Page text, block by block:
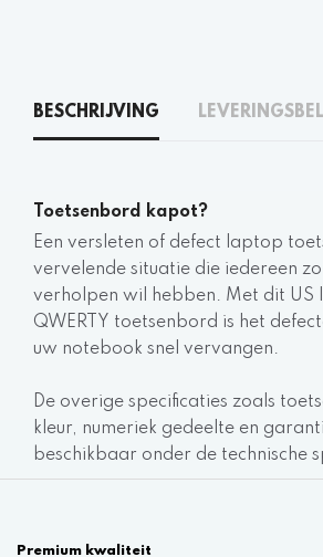
BESCHRIJVING
Toetsenbord kapot?
Een versleten of defect laptop
vervelende situatie die iedereen
verholpen wil hebben. Met dit US
QWERTY toetsenbord is het
uw notebook snel vervangen.
De overige specificaties zoals
kleur, numeriek gedeelte en
beschikbaar onder de technische
Premium kwaliteit